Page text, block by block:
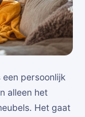
persoonlijk
alleen het
Het gaat